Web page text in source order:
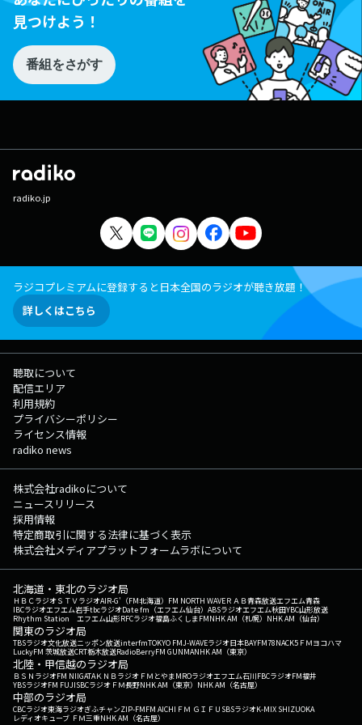
見つけよう！
番組をさがす
radiko.jp
ラジコプレミアムに登録すると日本全国のラジオが聴き放題！
詳しくはこちら
聴取について
配信エリア
利用規約
プライバシーポリシー
ライセンス情報
radiko news
株式会社radikoについて
ニュースリリース
採用情報
特定商取引に関する法律に基づく表示
株式会社メディアプラットフォームラボについて
北海道・東北のラジオ局
ＨＢＣラジオＳＴＶラジオAIR-G'（FM北海道） FM NORTH WAVEＲＡＢ青森放送エフエム青森
IBCラジオエフエム岩手tbcラジオDate fm（エフエム仙台） ABSラジオエフエム秋田YBC山形放送
Rhythm Station エフエム山形RFCラジオ福島ふくしまFMNHK AM（札幌） NHK AM（仙台）
関東のラジオ局
TBSラジオ文化放送ニッポン放送interfmTOKYO FMJ-WAVEラジオ日本BAYFM78NACK5 ＦＭヨコハマ
LuckyFM 茨城放送CRT栃木放送RadioBerryFM GUNMANHK AM（東京）
北陸・甲信越のラジオ局
ＢＳＮラジオFM NIIGATAＫＮＢラジオ ＦＭとやまMROラジオエフエム石川FBCラジオFM福井
YBSラジオFM FUJISBCラジオ ＦＭ長野NHK AM（東京） NHK AM（名古屋）
中部のラジオ局
CBCラジオ東海ラジオぎふチャンZIP-FMFM AICHI ＦＭ ＧＩＦＵ SBSラジオK-MIX SHIZUOKA
レディオキューブ ＦＭ三重NHK AM（名古屋）